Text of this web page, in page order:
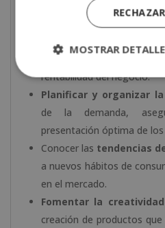
alimentaria
,
autocontrol y prevención
Desarrollar
marketing
rentabilidad del negocio.
Planificar y organizar
de la demanda,
presentación óptima de
Conocer las tendencias
a nuevos hábitos de
en el mercado.
Fomentar la
creación de productos
MOSTRAR